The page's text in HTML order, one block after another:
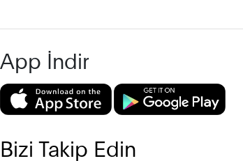
App İndir
Bizi Takip Edin